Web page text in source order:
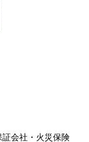
会社・火災保険